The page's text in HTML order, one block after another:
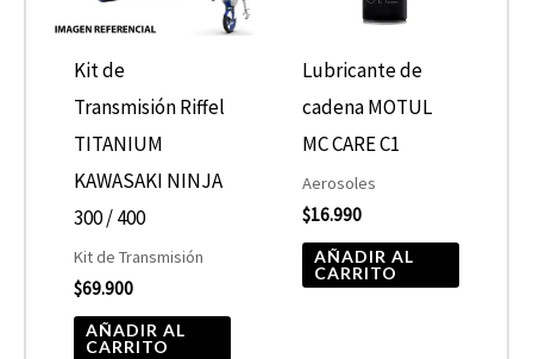
Kit de
Transmisión Riffel
TITANIUM
KAWASAKI NINJA
300 / 400
Kit de Transmisión
$69.900
AÑADIR AL
CARRITO
Lubricante de
cadena MOTUL
MC CARE C1
Aerosoles
$16.990
AÑADIR AL
CARRITO